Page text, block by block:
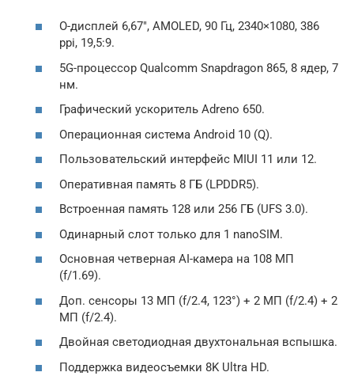
O-дисплей 6,67″, AMOLED, 90 Гц, 2340×1080, 386
ppi, 19,5:9.
5G-процессор Qualcomm Snapdragon 865, 8 ядер, 7
нм.
Графический ускоритель Adreno 650.
Операционная система Android 10 (Q).
Пользовательский интерфейс MIUI 11 или 12.
Оперативная память 8 ГБ (LPDDR5).
Встроенная память 128 или 256 ГБ (UFS 3.0).
Одинарный слот только для 1 nanoSIM.
Основная четверная AI-камера на 108 МП
(f/1.69).
Доп. сенсоры 13 МП (f/2.4, 123°) + 2 МП (f/2.4) + 2
МП (f/2.4).
Двойная светодиодная двухтональная вспышка.
Поддержка видеосъемки 8K Ultra HD.